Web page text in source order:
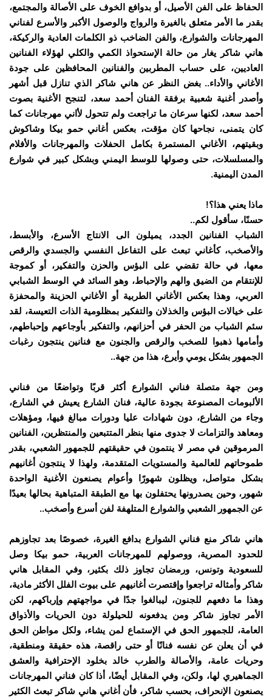
الحفاظ على الفن الأصيل، أو بدوافع الخوف على الأصالة والمجتمع،
بقدر ما الأمر متعلق بالغيرة والرواج والوصول الأكبر والأسرع لفناني
المهرجانات والشوارع، والفن الضاخب ذو الكلمات العادية والركيكة،
هاني شاكر يغار من حالة الإستحواذ الكمي والكلي لهؤلاء الفنانين
العاديين، على حساب المطربين والفنانين المحافظين على جودة
الأغاني والأداء.. بغض النظر عن هاني شاكر الذي تنازل قبل أشهر
وأصدر أغنية شعبية برفقة الفنان أحمد سعد، لتنجح الأغنية بصوت
أحمد سعد، لكنها سرعان ما تراجعت ولم تتحول لأاني مهرجانات كما
كان يتمنى، نجاحها كان مؤقت، بعكس أغاني حمو بيكا وشاكوش
وبقيتهم، الأغاني المستمرة بكامل الحفلات والمهرجانات والأفلام
والمسلسلات، حتى وصولها للوسط اليمني وبشكل كبير في شوارع
المدن اليمنية.
ماذا يعني هذا؟!
حسنًا، سأقول لكم..
الشباب الفنانين الجدد، يميلون الى الانتاج الأسرع، والأبسط،
والأصخب، كأغاني تبعث على التفاعل النفسي والجسدي والرقص
معها، في حالة تقضي على البؤس والحزن والتفكير، أو كموجة
للإنتقام من الضيق والهم والإحباط، وهو السائد في الوسط الشبابي
العربي، وهذا بعكس الأغاني الطربية أو الأغاني الحزينة والمحفزة
على خيالات البؤس والخذلان والتفكير بمظلومية الذات التعيسة، لقد
سئم الشباب من الحفر في أحزانهم، والتفكير بأوجاعهم وإحباطهم،
وأمامها ذهبوا للصخب والرقص والجنون مع فنانين ينتجون رغبات
الجمهور بشكل يومي وأيرع، هذا من جهة..
ومن جهة متصلة فناني الشوارع أكثر قربًا وتواضعًا من فناني
الألبومات المصنوعة بجودة عالية، فنان الشارع يعيش في الشارع،
وجاء من الشارع، دون شهادات عليا ودورات مبالغ فيها، ومؤهلات
ومعاهد والتزامات لا جدوى منها بنظر المتتبعين والمنتظرين، الفنانين
المرموقين في مصر لا ينتمون في حقيقتهم للجمهور الشعبي، بقدر
طموحاتهم للعالمية والمستويات المتقدمة، ولهذا لا ينتجون أغانيهم
بشكل متواصل، ويظلون شهورًا وأعوام يصنعون الأغنية الواحدة
شهور، وحين يصدرونها يحتفلون بها مع الطبقة المتباهية بحالها بعيدًا
عن الجمهور الشعبي والشوارع المتلهفة لفن أسرع وأصخب..
هاني شاكر منع فناني الشوارع بدافع الغيرة، خصوصًا بعد تجاوزهم
للحدود المصرية، ووصولهم للمهرجانات العربية، حمو بيكا وصل
للسعودية وتونس، ورمضان تجاوز ذلك بكثير، وفي المقابل هاني
شاكر وأمثاله تراجعوا وإقتصرت أغانيهم على بيوت الفلل الأكثر مادية،
وهذا ما دفعهم للجنون، ليبالغوا جدًا في مواجهتهم وإرباكهم، لكن
الأمر تجاوز شاكر ومن يدفعونه للحيلولة دون الحريات والأذواق
العامة، للجمهور الحق في الإستماع لمن يشاء، ولكل مواطن الحق
في أن يعلن عن نفسه فنانًا أو حتى راقصة، هذه حقيقة ومنطقية،
وحريات عامة، والأصالة والطرب خالد بخلود الإحترافية والعشق
الجماهيري لها، ولكن، وفي المقابل أيضًا، أذا كان فناني المهرجانات
يصنعون الإنحراف، بحسب شاكر، فأن أغاني هاني شاكر تبعث الكثير